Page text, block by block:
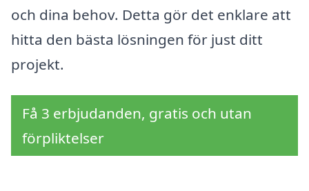
och dina behov. Detta gör det enklare att
hitta den bästa lösningen för just ditt
projekt.
Få 3 erbjudanden, gratis och utan
förpliktelser